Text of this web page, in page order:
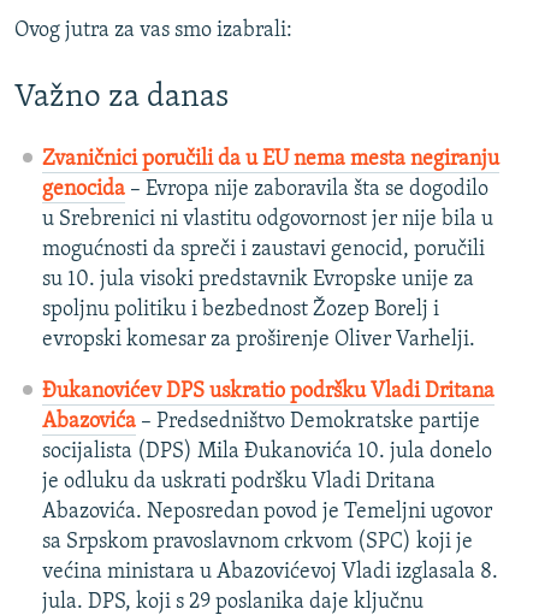
Ovog jutra za vas smo izabrali:
Važno za danas
Zvaničnici poručili da u EU nema mesta negiranju
genocida– Evropa nije zaboravila šta se dogodilo
u Srebrenici ni vlastitu odgovornost jer nije bila u
mogućnosti da spreči i zaustavi genocid, poručili
su 10. jula visoki predstavnik Evropske unije za
spoljnu politiku i bezbednost Žozep Borelj i
evropski komesar za proširenje Oliver Varhelji.
Đukanovićev DPS uskratio podršku Vladi Dritana
Abazovića– Predsedništvo Demokratske partije
socijalista (DPS) Mila Đukanovića 10. jula donelo
je odluku da uskrati podršku Vladi Dritana
Abazovića. Neposredan povod je Temeljni ugovor
sa Srpskom pravoslavnom crkvom (SPC) koji je
većina ministara u Abazovićevoj Vladi izglasala 8.
jula. DPS, koji s 29 poslanika daje ključnu